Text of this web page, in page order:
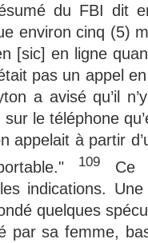
du FBI dit
environ cinq (5)
[sic] en ligne
pas un appel
a avisé qu’il
sur le téléphone
appelait à partir
109Ce
indications.
quelques
par sa femme,